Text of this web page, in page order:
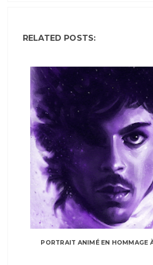
RELATED POSTS:
PORTRAIT ANIMÉ EN HOMMAGE